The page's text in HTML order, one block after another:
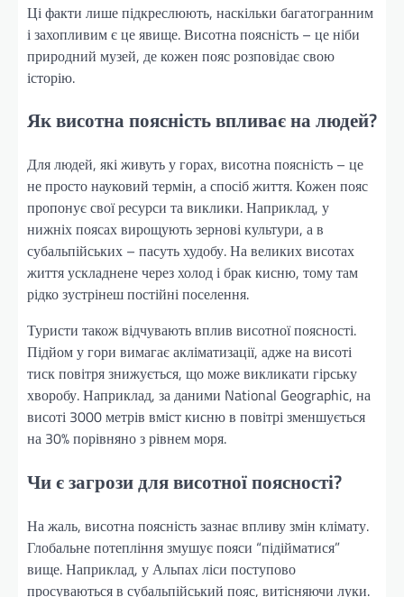
Ці факти лише підкреслюють, наскільки багатогранним
і захопливим є це явище. Висотна поясність – це ніби
природний музей, де кожен пояс розповідає свою
історію.
Як висотна поясність впливає на людей?
Для людей, які живуть у горах, висотна поясність – це
не просто науковий термін, а спосіб життя. Кожен пояс
пропонує свої ресурси та виклики. Наприклад, у
нижніх поясах вирощують зернові культури, а в
субальпійських – пасуть худобу. На великих висотах
життя ускладнене через холод і брак кисню, тому там
рідко зустрінеш постійні поселення.
Туристи також відчувають вплив висотної поясності.
Підйом у гори вимагає акліматизації, адже на висоті
тиск повітря знижується, що може викликати гірську
хворобу. Наприклад, за даними National Geographic, на
висоті 3000 метрів вміст кисню в повітрі зменшується
на 30% порівняно з рівнем моря.
Чи є загрози для висотної поясності?
На жаль, висотна поясність зазнає впливу змін клімату.
Глобальне потепління змушує пояси “підійматися”
вище. Наприклад, у Альпах ліси поступово
просуваються в субальпійський пояс, витісняючи луки.